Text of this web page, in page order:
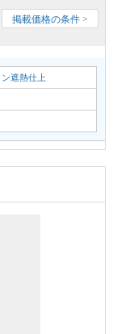
掲載価格の条件 >
遮熱仕上